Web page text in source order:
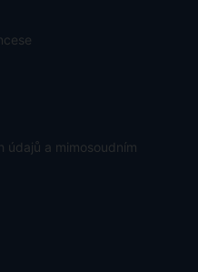
údajů a mimosoudním